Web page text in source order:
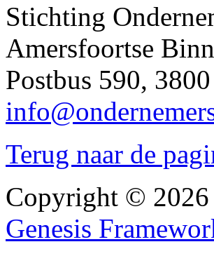
Stichting
Amersfoortse
Postbus 590,
Terug naar de
Copyright © 2026
Genesis